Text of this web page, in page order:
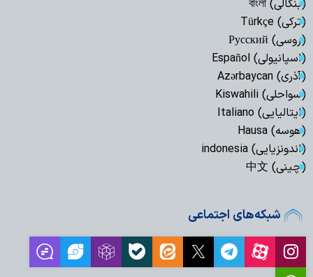
(بنگالی) বাংলা
(ترکی) Türkçe
(روسی) Русский
(اسپانیولی) Español
(آذری) Azərbaycan
(سواحلی) Kiswahili
(ایتالیایی) Italiano
(هوسه) Hausa
(اندونزیایی) indonesia
(چینی) 中文
شبکه‌های اجتماعی